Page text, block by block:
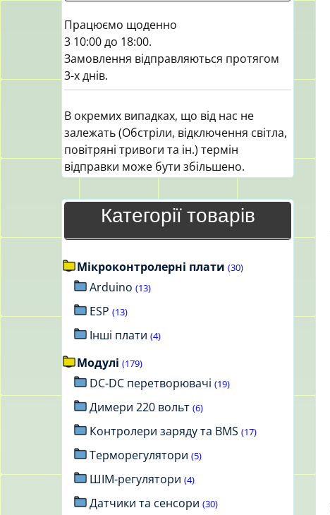
Працюємо щоденно
3 10:00 до 18:00.
Замовлення відправляються протягом
3-х днів.
В окремих випадках, що від нас не
залежать (Обстріли, відключення світла,
повітряні тривоги та ін.) термін
відправки може бути збільшено.
Категорії товарів
Мікроконтролерні плати (30)
Arduino (13)
ESP (13)
Інші плати (4)
Модулі (179)
DC-DC перетворювачі (19)
Димери 220 вольт (6)
Контролери заряду та BMS (17)
Терморегулятори (5)
ШІМ-регулятори (4)
Датчики та сенсори (30)